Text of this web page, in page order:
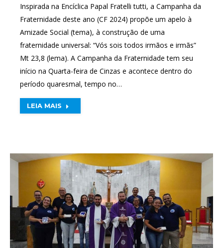
Inspirada na Encíclica Papal Fratelli tutti, a Campanha da
Fraternidade deste ano (CF 2024) propõe um apelo à
Amizade Social (tema), à construção de uma
fraternidade universal: “Vós sois todos irmãos e irmãs”
Mt 23,8 (lema). A Campanha da Fraternidade tem seu
início na Quarta-feira de Cinzas e acontece dentro do
período quaresmal, tempo no…
LEIA MAIS